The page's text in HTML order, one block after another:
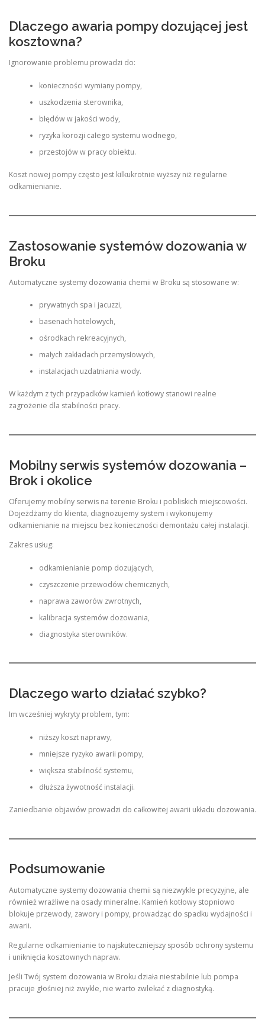
Dlaczego awaria pompy dozującej jest
kosztowna?
Ignorowanie problemu prowadzi do:
konieczności wymiany pompy,
uszkodzenia sterownika,
błędów w jakości wody,
ryzyka korozji całego systemu wodnego,
przestojów w pracy obiektu.
Koszt nowej pompy często jest kilkukrotnie wyższy niż regularne
odkamienianie.
Zastosowanie systemów dozowania w
Broku
Automatyczne systemy dozowania chemii w Broku są stosowane w:
prywatnych spa i jacuzzi,
basenach hotelowych,
ośrodkach rekreacyjnych,
małych zakładach przemysłowych,
instalacjach uzdatniania wody.
W każdym z tych przypadków kamień kotłowy stanowi realne
zagrożenie dla stabilności pracy.
Mobilny serwis systemów dozowania –
Brok i okolice
Oferujemy mobilny serwis na terenie Broku i pobliskich miejscowości.
Dojeżdżamy do klienta, diagnozujemy system i wykonujemy
odkamienianie na miejscu bez konieczności demontażu całej instalacji.
Zakres usług:
odkamienianie pomp dozujących,
czyszczenie przewodów chemicznych,
naprawa zaworów zwrotnych,
kalibracja systemów dozowania,
diagnostyka sterowników.
Dlaczego warto działać szybko?
Im wcześniej wykryty problem, tym:
niższy koszt naprawy,
mniejsze ryzyko awarii pompy,
większa stabilność systemu,
dłuższa żywotność instalacji.
Zaniedbanie objawów prowadzi do całkowitej awarii układu dozowania.
Podsumowanie
Automatyczne systemy dozowania chemii są niezwykle precyzyjne, ale
również wrażliwe na osady mineralne. Kamień kotłowy stopniowo
blokuje przewody, zawory i pompy, prowadząc do spadku wydajności i
awarii.
Regularne odkamienianie to najskuteczniejszy sposób ochrony systemu
i uniknięcia kosztownych napraw.
Jeśli Twój system dozowania w Broku działa niestabilnie lub pompa
pracuje głośniej niż zwykle, nie warto zwlekać z diagnostyką.